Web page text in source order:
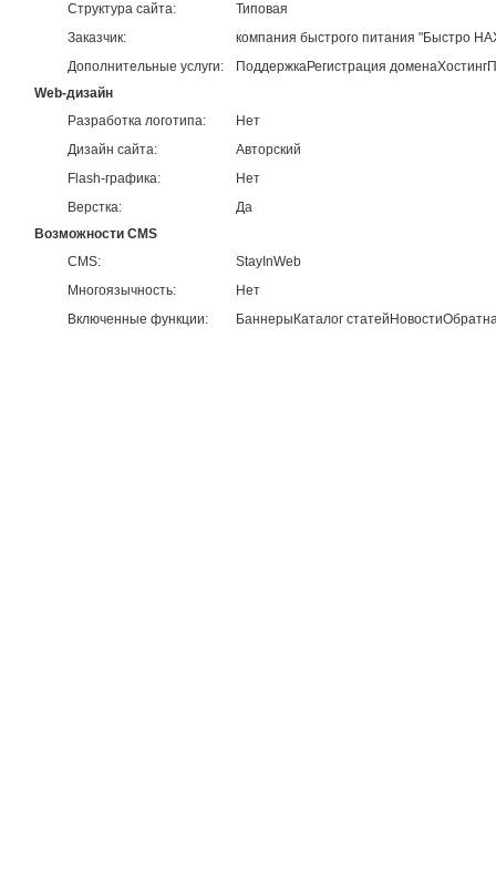
Структура сайта:
Типовая
Заказчик:
компания быстрого питания "Быстро
Дополнительные услуги:
ПоддержкаРегистрация доменаХостинг
Web-дизайн
Разработка логотипа:
Нет
Дизайн сайта:
Авторский
Flash-графика:
Нет
Верстка:
Да
Возможности CMS
CMS:
StayInWeb
Многоязычность:
Нет
Включенные функции:
Баннеры Каталог статей Новости